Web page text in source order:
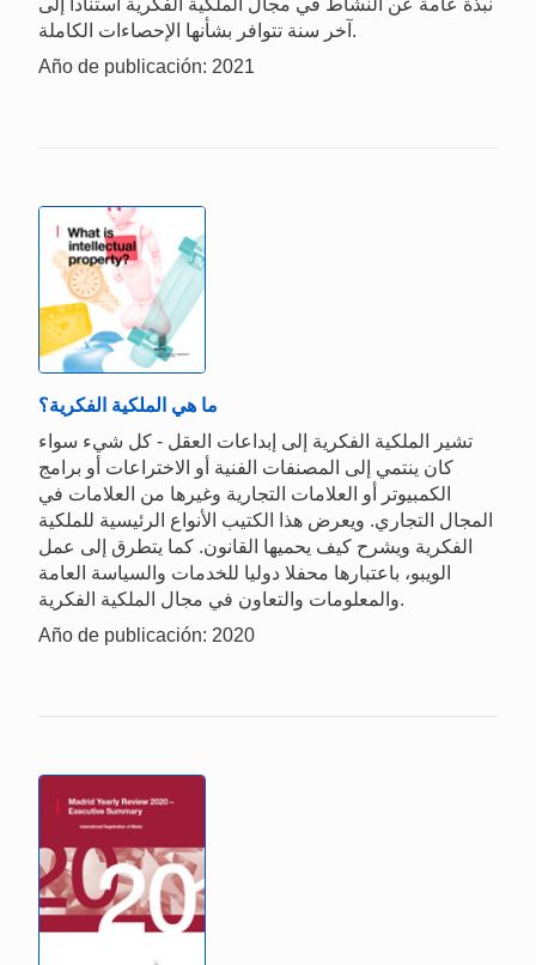
نبذة عامة عن النشاط في مجال الملكية الفكرية استنادا إلى
آخر سنة تتوافر بشأنها الإحصاءات الكاملة.
Año de publicación: 2021
ما هي الملكية الفكرية؟
تشير الملكية الفكرية إلى إبداعات العقل - كل شيء سواء
كان ينتمي إلى المصنفات الفنية أو الاختراعات أو برامج
الكمبيوتر أو العلامات التجارية وغيرها من العلامات في
المجال التجاري. ويعرض هذا الكتيب الأنواع الرئيسية للملكية
الفكرية ويشرح كيف يحميها القانون. كما يتطرق إلى عمل
الويبو، باعتبارها محفلا دوليا للخدمات والسياسة العامة
والمعلومات والتعاون في مجال الملكية الفكرية.
Año de publicación: 2020